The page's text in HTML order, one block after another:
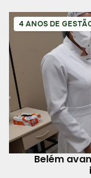
4 ANOS DE
Belém